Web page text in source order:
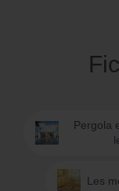
Pergola
Les